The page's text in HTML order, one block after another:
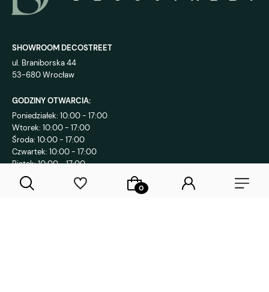
SHOWROOM DECOSTREET
ul. Braniborska 44
53-680 Wrocław
GODZINY OTWARCIA:
Poniedziałek: 10:00 - 17:00
Wtorek: 10:00 - 17:00
Środa: 10:00 - 17:00
Czwartek: 10:00 - 17:00
Piątek: 10:00 - 17:00
KONTAKT: